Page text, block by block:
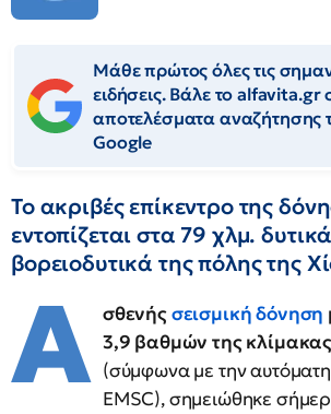
Μάθε πρώτος όλες τις
ειδήσεις. Βάλε το alfavita.gr
αποτελέσματα αναζήτησης
Google
Το ακριβές επίκεντρο της
εντοπίζεται στα 79 χλμ.
βορειοδυτικά της πόλης της
Α σθενήςσεισμική δόνηση
3,9 βαθμών της
(σύμφωνα με την
EMSC), σημειώθηκε